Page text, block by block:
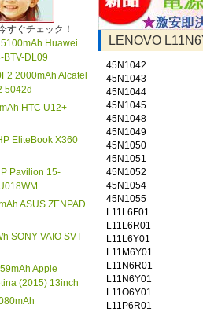
すぐチェック！
Huawei
BTV-DL09
2000mAh Alcatel
5042d
HTC U12+
EliteBook X360
Pavilion 15-
ASUS ZENPAD
SONY VAIO SVT-
Apple
(2015) 13inch
LENOVO
45N1042
45N1043
45N1044
45N1045
45N1048
45N1049
45N1050
45N1051
45N1052
45N1054
45N1055
L11L6F01
L11L6R01
L11L6Y01
L11M6Y01
L11N6R01
L11N6Y01
L11O6Y01
L11P6R01